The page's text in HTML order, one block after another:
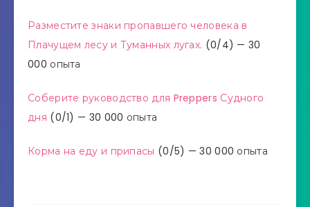
Разместите знаки пропавшего человека в
Плачущем лесу и Туманных лугах. (0/4) — 30
000 опыта
Соберите руководство для Preppers Судного
дня (0/1) — 30 000 опыта
Корма на еду и припасы (0/5) — 30 000 опыта